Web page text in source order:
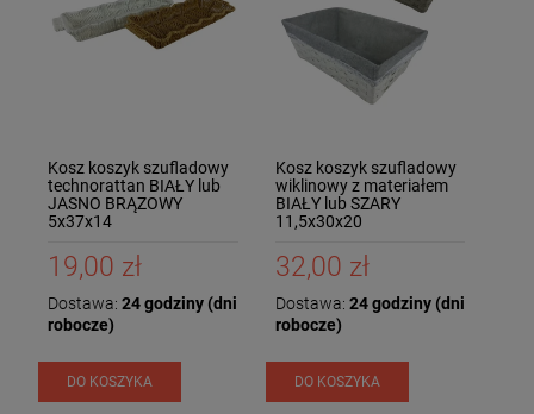
Kosz koszyk szufladowy
technorattan BIAŁY lub
JASNO BRĄZOWY
5x37x14
19,00 zł
Dostawa: 24 godziny (dni
robocze)
DO KOSZYKA
Kosz koszyk szufladowy
wiklinowy z materiałem
BIAŁY lub SZARY
11,5x30x20
32,00 zł
Dostawa: 24 godziny (dni
robocze)
DO KOSZYKA